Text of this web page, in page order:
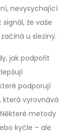
nevysychající
že vaše
u sleziny.
jak podpořit
podporují
která vyrovnává
metody
kyčle – ale